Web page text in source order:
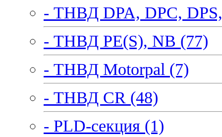
- ТНВД DPA, DPC,
- ТНВД PE(S), NB (77)
- ТНВД Motorpal (7)
- ТНВД CR (48)
- PLD-секция (1)